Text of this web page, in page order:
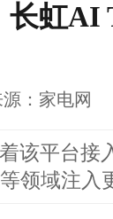
长虹AI
： 家电网
该平台接
领域注入